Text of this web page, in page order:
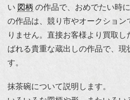
い 図柄 の作品で、おめでたい時
の作品は、競り市やオークション
りません。直接お客様より買取し
ばれる貴重な蔵出しの作品で、現
す。
抹茶碗について説明します。